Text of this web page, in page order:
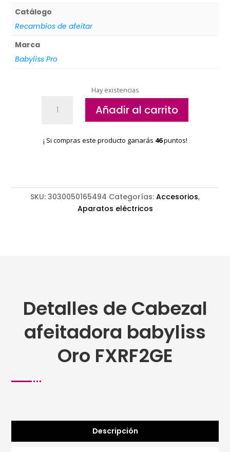
Catálogo
Recambios de afeitar
Marca
Babyliss Pro
Hay existencias
afeitadora
Oro
Añadir al carrito
¡ Si compras este producto ganarás 46puntos!
SKU: 3030050165494 Categorías: Accesorios,
Aparatos eléctricos
Detalles de Cabezal
afeitadora babyliss
Oro FXRF2GE
Descripción